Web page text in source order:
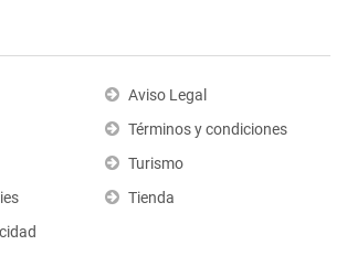
Aviso Legal
Términos y condiciones
Turismo
Tienda